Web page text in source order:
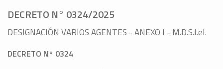
DECRETO N° 0324/2025
DESIGNACIÓN VARIOS AGENTES - ANEXO I - M.D.S.I.eI.
DECRETO N° 0324